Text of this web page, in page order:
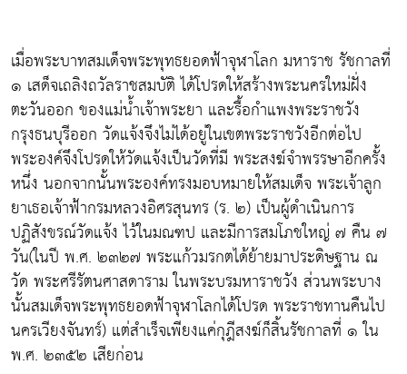
เมื่อพระบาทสมเด็จพระพุทธยอดฟ้าจุฬาโลก มหาราช รัชกาลที่
๑ เสด็จเถลิงถวัลราชสมบัติ ได้โปรดให้สร้างพระนครใหม่ฝั่ง
ตะวันออก ของแม่น้ำเจ้าพระยา และรื้อกำแพงพระราชวัง
กรุงธนบุรีออก วัดแจ้งจึงไม่ได้อยู่ในเขตพระราชวังอีกต่อไป
พระองค์จึงโปรดให้วัดแจ้งเป็นวัดที่มี พระสงฆ์จำพรรษาอีกครั้ง
หนึ่ง นอกจากนั้นพระองค์ทรงมอบหมายให้สมเด็จ พระเจ้าลูก
ยาเธอเจ้าฟ้ากรมหลวงอิศรสุนทร (ร. ๒) เป็นผู้ดำเนินการ
ปฏิสังขรณ์วัดแจ้ง ไว้ในมณฑป และมีการสมโภชใหญ่ ๗ คืน ๗
วัน(ในปี พ.ศ. ๒๓๒๗ พระแก้วมรกตได้ย้ายมาประดิษฐาน ณ
วัด พระศรีรัตนศาสดาราม ในพระบรมหาราชวัง ส่วนพระบาง
นั้นสมเด็จพระพุทธยอดฟ้าจุฬาโลกได้โปรด พระราชทานคืนไป
นครเวียงจันทร์) แต่สำเร็จเพียงแค่กุฎีสงฆ์ก็สิ้นรัชกาลที่ ๑ ใน
พ.ศ. ๒๓๕๒ เสียก่อน